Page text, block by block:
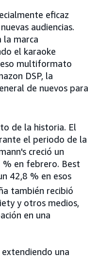
eficaz
audiencias.
la marca
el karaoke
multiformato
DSP, la
de nuevos para
de la historia. El
el periodo de la
creció un
% en febrero. Best
42,8 % en esos
también recibió
y otros medios,
en una
una